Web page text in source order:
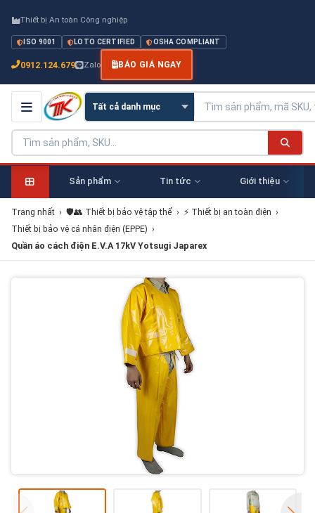
Thiết bị An toàn Công nghiệp
ISO 9001 LOTO CERTIFIED OSHA COMPLIANT
0912.124.679 Zalo BÁO GIÁ NGAY
Sản phẩm Tin tức Giới thiệu
Trang nhất › 🛡️👥 Thiết bị bảo vệ tập thể › ⚡ Thiết bị an toàn điện ›
Thiết bị bảo vệ cá nhân điện (EPPE) ›
Quần áo cách điện E.V.A 17kV Yotsugi Japarex